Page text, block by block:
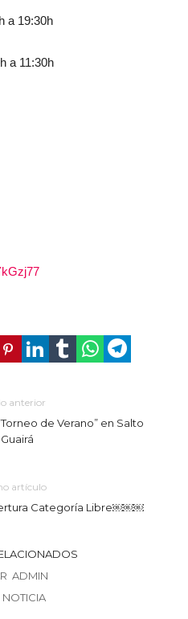
a 19:30h
a 11:30h
anterior
de Verano” en Salto
artículo
Categoría Libre￼￼￼
ADMIN
NOTICIA